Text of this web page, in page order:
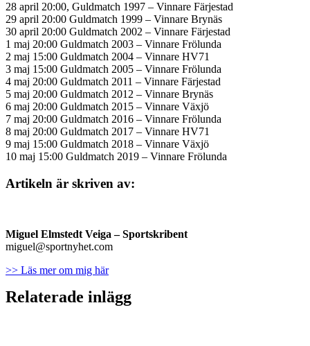
28 april 20:00, Guldmatch 1997 – Vinnare Färjestad
29 april 20:00 Guldmatch 1999 – Vinnare Brynäs
30 april 20:00 Guldmatch 2002 – Vinnare Färjestad
1 maj 20:00 Guldmatch 2003 – Vinnare Frölunda
2 maj 15:00 Guldmatch 2004 – Vinnare HV71
3 maj 15:00 Guldmatch 2005 – Vinnare Frölunda
4 maj 20:00 Guldmatch 2011 – Vinnare Färjestad
5 maj 20:00 Guldmatch 2012 – Vinnare Brynäs
6 maj 20:00 Guldmatch 2015 – Vinnare Växjö
7 maj 20:00 Guldmatch 2016 – Vinnare Frölunda
8 maj 20:00 Guldmatch 2017 – Vinnare HV71
9 maj 15:00 Guldmatch 2018 – Vinnare Växjö
10 maj 15:00 Guldmatch 2019 – Vinnare Frölunda
Artikeln är skriven av:
Miguel Elmstedt Veiga– Sportskribent
miguel@sportnyhet.com
>> Läs mer om mig här
Relaterade inlägg